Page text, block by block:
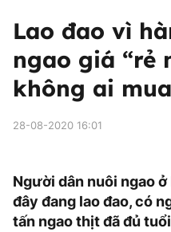
Lao đao vì
ngao giá “rẻ
không ai mua
28-08-2020 16:01
Người dân nuôi ngao
đây đang lao đao, có
tấn ngao thịt đã đủ